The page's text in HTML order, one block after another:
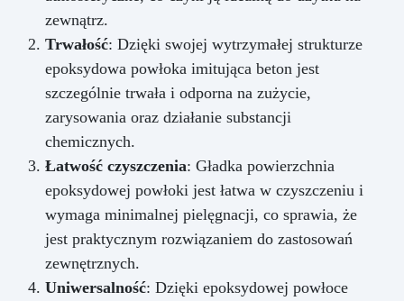
zewnątrz.
Trwałość: Dzięki swojej wytrzymałej strukturze
epoksydowa powłoka imitująca beton jest
szczególnie trwała i odporna na zużycie,
zarysowania oraz działanie substancji
chemicznych.
Łatwość czyszczenia: Gładka powierzchnia
epoksydowej powłoki jest łatwa w czyszczeniu i
wymaga minimalnej pielęgnacji, co sprawia, że
jest praktycznym rozwiązaniem do zastosowań
zewnętrznych.
Uniwersalność: Dzięki epoksydowej powłoce